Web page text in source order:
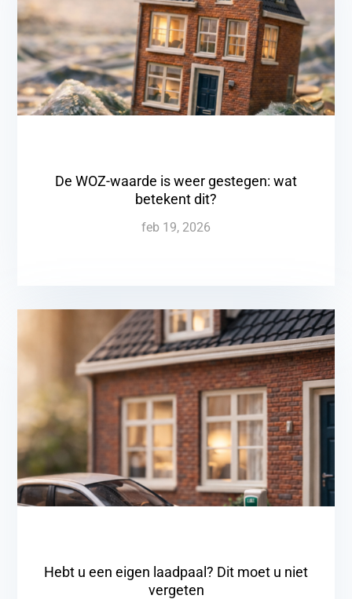
De WOZ-waarde is weer gestegen: wat
betekent dit?
feb 19, 2026
Hebt u een eigen laadpaal? Dit moet u niet
vergeten